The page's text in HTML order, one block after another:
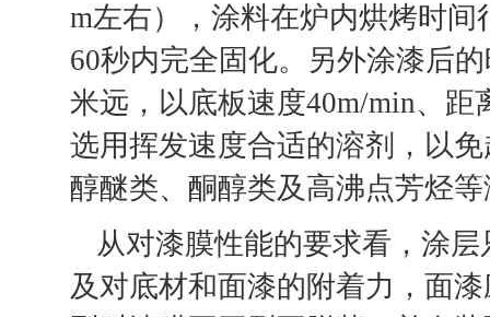
m左右），涂料在炉内烘烤时
60秒内完全固化。另外涂漆后
米远，以底板速度40m/min、
选用挥发速度合适的溶剂，以
醇醚类、酮醇类及高沸点芳烃
从对漆膜性能的要求看，涂
及对底材和面漆的附着力，面